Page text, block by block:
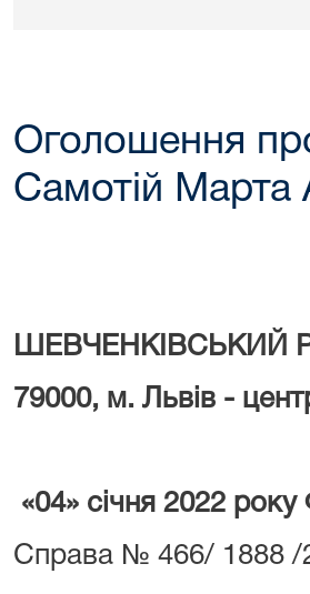
Оголошення
Самотій Марта
ШЕВЧЕНКІВСЬКИЙ
79000, м. Львів -
«04» січня 2022
Справа № 466/ 1888 /